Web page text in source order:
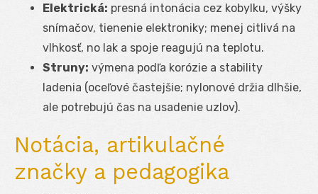
Elektrická: presná intonácia cez kobylku, výšky
snímačov, tienenie elektroniky; menej citlivá na
vlhkosť, no lak a spoje reagujú na teplotu.
Struny: výmena podľa korózie a stability
ladenia (oceľové častejšie; nylonové držia dlhšie,
ale potrebujú čas na usadenie uzlov).
Notácia, artikulačné
značky a pedagogika